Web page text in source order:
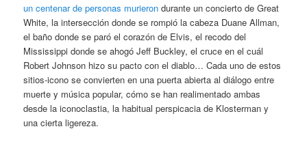
un centenar de personas murieron durante un concierto de Great
White, la intersección donde se rompió la cabeza Duane Allman,
el baño donde se paró el corazón de Elvis, el recodo del
Mississippi donde se ahogó Jeff Buckley, el cruce en el cuál
Robert Johnson hizo su pacto con el diablo… Cada uno de estos
sitios-icono se convierten en una puerta abierta al diálogo entre
muerte y música popular, cómo se han realimentado ambas
desde la iconoclastia, la habitual perspicacia de Klosterman y
una cierta ligereza.